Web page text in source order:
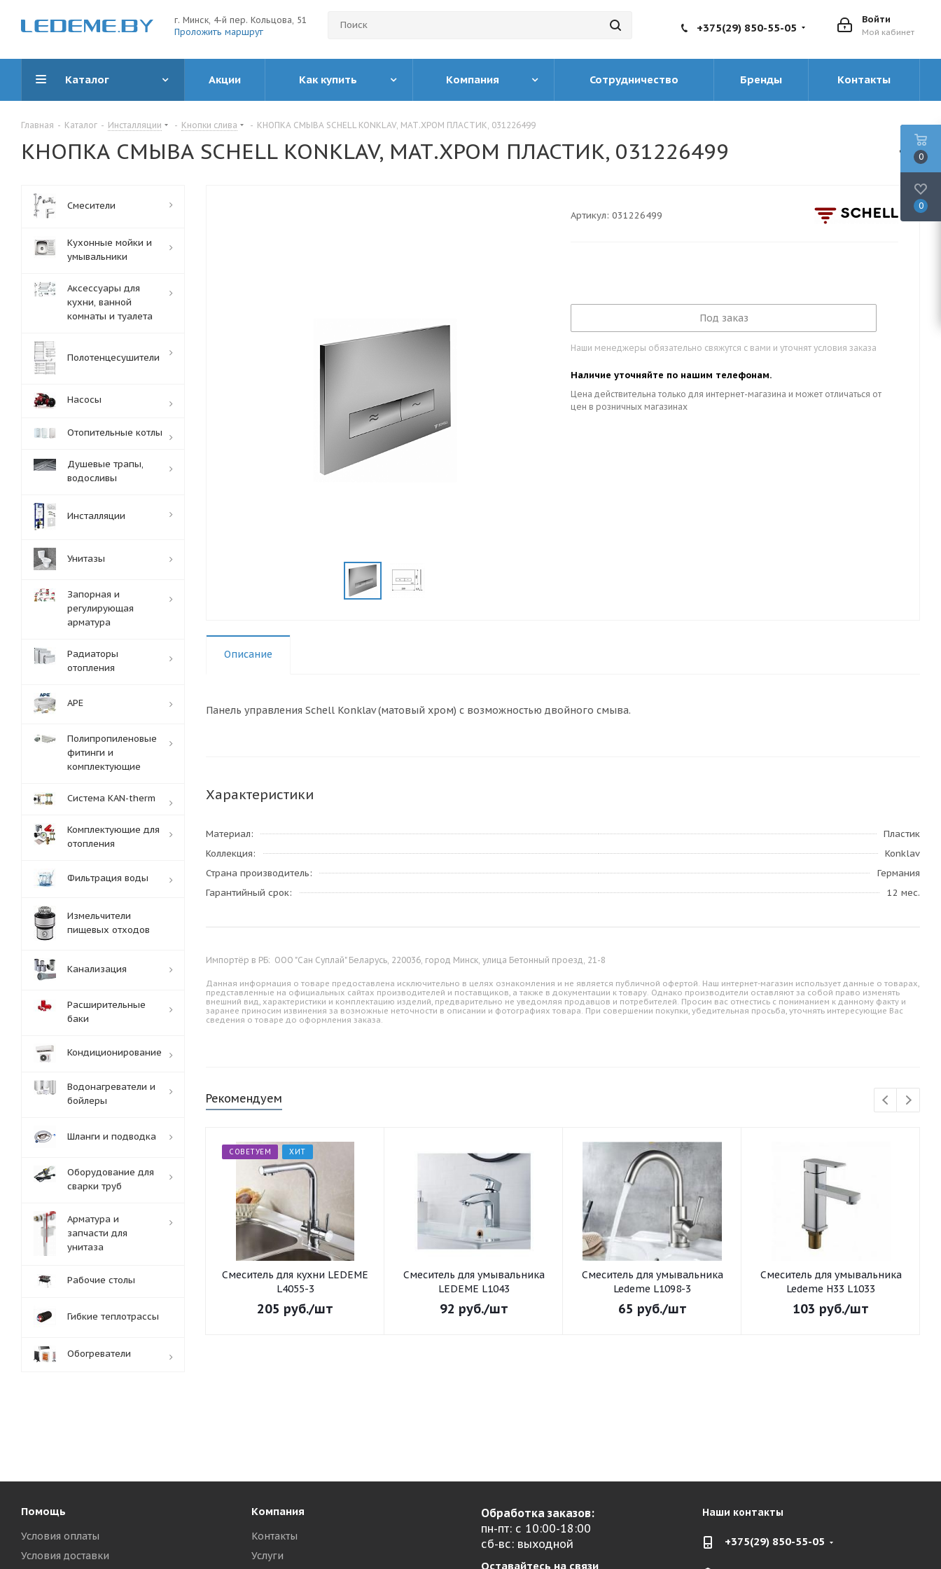
г. Минск, 4-й пер. Кольцова, 51
Проложить маршрут
Войти
Мой кабинет
+375(29) 850-55-05
Каталог Акции Как купить Компания Сотрудничество Бренды Контакты
Главная - Каталог - Инсталляции - Кнопки слива - КНОПКА СМЫВА SCHELL KONKLAV, МАТ.ХРОМ ПЛАСТИК, 031226499
КНОПКА СМЫВА SCHELL KONKLAV, МАТ.ХРОМ ПЛАСТИК, 031226499
Артикул: 031226499
Под заказ
Наши менеджеры обязательно свяжутся с вами и уточнят условия заказа
Наличие уточняйте по нашим телефонам.
Цена действительна только для интернет-магазина и может отличаться от
цен в розничных магазинах
Описание
Панель управления Schell Konklav (матовый хром) с возможностью двойного смыва.
Характеристики
Материал
Пластик
Коллекция
Konklav
Страна производитель
Германия
Гарантийный срок
12 мес.
Импортёр в РБ: ООО "Сан Суплай" Беларусь, 220036, город Минск, улица Бетонный проезд, 21-8
Данная информация о товаре предоставлена исключительно в целях ознакомления и не является публичной офертой. Наш интернет-магазин использует данные о товарах,
представленные на официальных сайтах производителей и поставщиков, а также в документации к товару. Однако производители оставляют за собой право изменять
внешний вид, характеристики и комплектацию изделий, предварительно не уведомляя продавцов и потребителей. Просим вас отнестись с пониманием к данному факту и
заранее приносим извинения за возможные неточности в описании и фотографиях товара. При совершении покупки, убедительная просьба, уточнять интересующие Вас
сведения о товаре до оформления заказа.
Рекомендуем
СОВЕТУЕМ ХИТ
Смеситель для кухни LEDEME
L4055-3
205 руб./шт
Смеситель для умывальника
LEDEME L1043
92 руб./шт
Смеситель для умывальника
Ledeme L1098-3
65 руб./шт
Смеситель для умывальника
Ledeme H33 L1033
103 руб./шт
Смесители
Кухонные мойки и
умывальники
Аксессуары для
кухни, ванной
комнаты и туалета
Полотенцесушители
Насосы
Отопительные котлы
Душевые трапы,
водосливы
Инсталляции
Унитазы
Запорная и
регулирующая
арматура
Радиаторы
отопления
APE
Полипропиленовые
фитинги и
комплектующие
Система KAN-therm
Комплектующие для
отопления
Фильтрация воды
Измельчители
пищевых отходов
Канализация
Расширительные
баки
Кондиционирование
Водонагреватели и
бойлеры
Шланги и подводка
Оборудование для
сварки труб
Арматура и
запчасти для
унитаза
Рабочие столы
Гибкие теплотрассы
Обогреватели
Помощь
Условия оплаты
Условия доставки
Компания
Контакты
Услуги
Обработка заказов:
пн-пт: с 10:00-18:00
сб-вс: выходной
Оставайтесь на связи
Наши контакты
+375(29) 850-55-05
0
0